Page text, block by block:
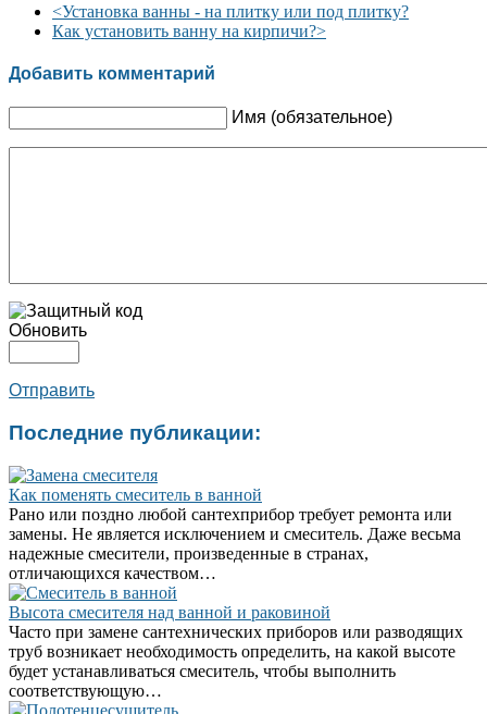
<Установка ванны - на плитку или под плитку?
Как установить ванну на кирпичи?>
Добавить комментарий
Имя (обязательное)
Обновить
Отправить
Последние публикации:
Как поменять смеситель в ванной
Рано или поздно любой сантехприбор требует ремонта или
замены. Не является исключением и смеситель. Даже весьма
надежные смесители, произведенные в странах,
отличающихся качеством…
Высота смесителя над ванной и раковиной
Часто при замене сантехнических приборов или разводящих
труб возникает необходимость определить, на какой высоте
будет устанавливаться смеситель, чтобы выполнить
соответствующую…